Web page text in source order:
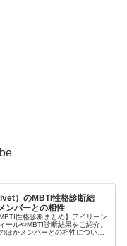
）のMBTI性格診断結
ンバーとの相性
性格診断まとめ】アイリーン
ールやMBTI診断結果をご紹介。
ほかメンバーとの相性について